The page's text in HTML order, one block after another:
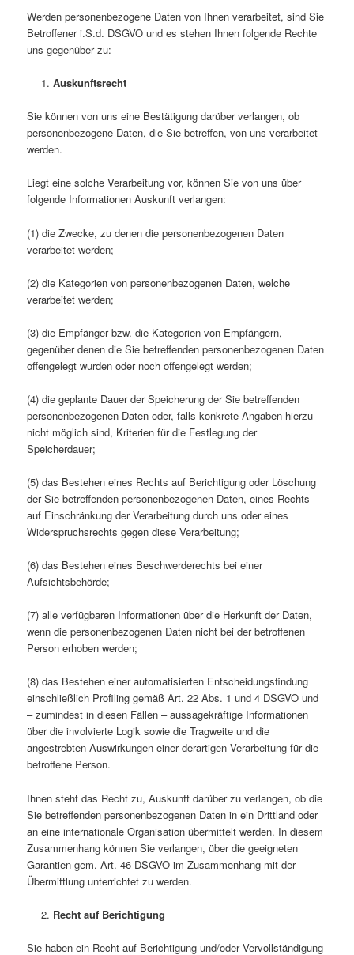
Werden personenbezogene Daten von Ihnen verarbeitet, sind Sie
Betroffener i.S.d. DSGVO und es stehen Ihnen folgende Rechte
uns gegenüber zu:
Auskunftsrecht
Sie können von uns eine Bestätigung darüber verlangen, ob
personenbezogene Daten, die Sie betreffen, von uns verarbeitet
werden.
Liegt eine solche Verarbeitung vor, können Sie von uns über
folgende Informationen Auskunft verlangen:
(1) die Zwecke, zu denen die personenbezogenen Daten
verarbeitet werden;
(2) die Kategorien von personenbezogenen Daten, welche
verarbeitet werden;
(3) die Empfänger bzw. die Kategorien von Empfängern,
gegenüber denen die Sie betreffenden personenbezogenen Daten
offengelegt wurden oder noch offengelegt werden;
(4) die geplante Dauer der Speicherung der Sie betreffenden
personenbezogenen Daten oder, falls konkrete Angaben hierzu
nicht möglich sind, Kriterien für die Festlegung der
Speicherdauer;
(5) das Bestehen eines Rechts auf Berichtigung oder Löschung
der Sie betreffenden personenbezogenen Daten, eines Rechts
auf Einschränkung der Verarbeitung durch uns oder eines
Widerspruchsrechts gegen diese Verarbeitung;
(6) das Bestehen eines Beschwerderechts bei einer
Aufsichtsbehörde;
(7) alle verfügbaren Informationen über die Herkunft der Daten,
wenn die personenbezogenen Daten nicht bei der betroffenen
Person erhoben werden;
(8) das Bestehen einer automatisierten Entscheidungsfindung
einschließlich Profiling gemäß Art. 22 Abs. 1 und 4 DSGVO und
– zumindest in diesen Fällen – aussagekräftige Informationen
über die involvierte Logik sowie die Tragweite und die
angestrebten Auswirkungen einer derartigen Verarbeitung für die
betroffene Person.
Ihnen steht das Recht zu, Auskunft darüber zu verlangen, ob die
Sie betreffenden personenbezogenen Daten in ein Drittland oder
an eine internationale Organisation übermittelt werden. In diesem
Zusammenhang können Sie verlangen, über die geeigneten
Garantien gem. Art. 46 DSGVO im Zusammenhang mit der
Übermittlung unterrichtet zu werden.
Recht auf Berichtigung
Sie haben ein Recht auf Berichtigung und/oder Vervollständigung